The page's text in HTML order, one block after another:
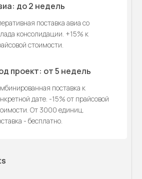
до 2 недель
поставка авиа со
консолидации. +15% к
стоимости.
проект: от 5 недель
поставка к
дате. -15% от прайсовой
От 3000 единиц.
- бесплатно.